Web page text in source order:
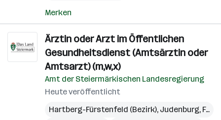
Merken
Ärztin oder Arzt im Öffentlichen
Gesundheitsdienst (Amtsärztin oder
Amtsarzt) (m,w,x)
Amt der Steiermärkischen Landesregierung
Heute veröffentlicht
Hartberg-Fürstenfeld (Bezirk), Judenburg, Feldbach